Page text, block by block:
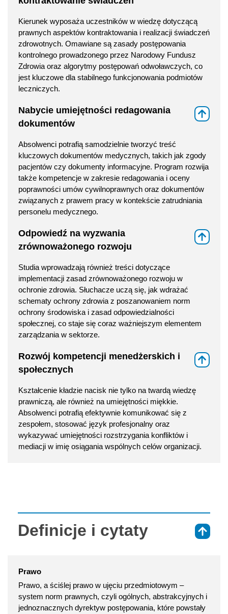
Kierunek wyposaża uczestników w wiedzę dotyczącą
prawnych aspektów kontraktowania i realizacji świadczeń
zdrowotnych. Omawiane są zasady postępowania
kontrolnego prowadzonego przez Narodowy Fundusz
Zdrowia oraz algorytmy postępowań odwoławczych, co
jest kluczowe dla stabilnego funkcjonowania podmiotów
leczniczych.
Nabycie umiejętności redagowania
dokumentów
Absolwenci potrafią samodzielnie tworzyć treść
kluczowych dokumentów medycznych, takich jak zgody
pacjentów czy dokumenty informacyjne. Program rozwija
także kompetencje w zakresie redagowania i oceny
poprawności umów cywilnoprawnych oraz dokumentów
związanych z prawem pracy w kontekście zatrudniania
personelu medycznego.
Odpowiedź na wyzwania
zrównoważonego rozwoju
Studia wprowadzają również treści dotyczące
implementacji zasad zrównoważonego rozwoju w
ochronie zdrowia. Słuchacze uczą się, jak wdrażać
schematy ochrony zdrowia z poszanowaniem norm
ochrony środowiska i zasad odpowiedzialności
społecznej, co staje się coraz ważniejszym elementem
zarządzania w sektorze.
Rozwój kompetencji menedżerskich i
społecznych
Kształcenie kładzie nacisk nie tylko na twardą wiedzę
prawniczą, ale również na umiejętności miękkie.
Absolwenci potrafią efektywnie komunikować się z
zespołem, stosować język profesjonalny oraz
wykazywać umiejętności rozstrzygania konfliktów i
mediacji w imię osiągania wspólnych celów organizacji.
Definicje i cytaty
Prawo
Prawo, a ściślej prawo w ujęciu przedmiotowym –
system norm prawnych, czyli ogólnych, abstrakcyjnych i
jednoznacznych dyrektyw postępowania, które powstały